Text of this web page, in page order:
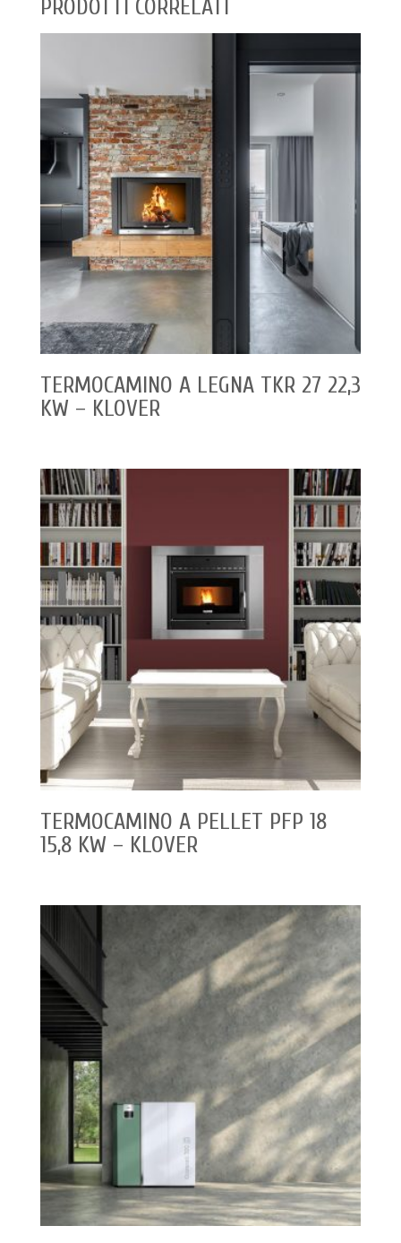
PRODOTTI CORRELATI
TERMOCAMINO A LEGNA TKR 27 22,3
KW – KLOVER
TERMOCAMINO A PELLET PFP 18
15,8 KW – KLOVER